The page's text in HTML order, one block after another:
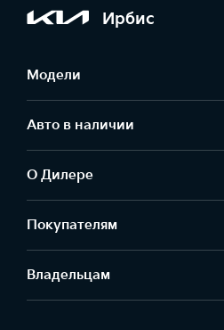
Ирбис
Модели
Авто в наличии
О Дилере
Покупателям
Владельцам